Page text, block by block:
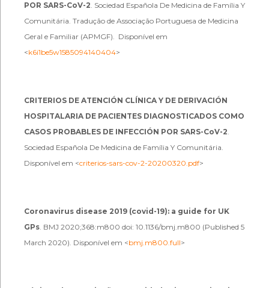
POR SARS-CoV-2. Sociedad Española De Medicina de Família Y
Comunitária. Tradução de Associação Portuguesa de Medicina
Geral e Familiar (APMGF). Disponível em
<k6i1be5w1585094140404>
CRITERIOS DE ATENCIÓN CLÍNICA Y DE DERIVACIÓN
HOSPITALARIA DE PACIENTES DIAGNOSTICADOS COMO
CASOS PROBABLES DE INFECCIÓN POR SARS-CoV-2.
Sociedad Española De Medicina de Família Y Comunitária.
Disponível em <criterios-sars-cov-2-20200320.pdf>
Coronavirus disease 2019 (covid-19): a guide for UK
GPs. BMJ 2020;368:m800 doi: 10.1136/bmj.m800 (Published 5
March 2020). Disponível em <bmj.m800.full>